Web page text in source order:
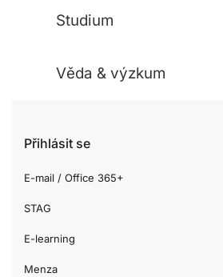
Studium
Věda & výzkum
Přihlásit se
E-mail / Office 365+
STAG
E-learning
Menza